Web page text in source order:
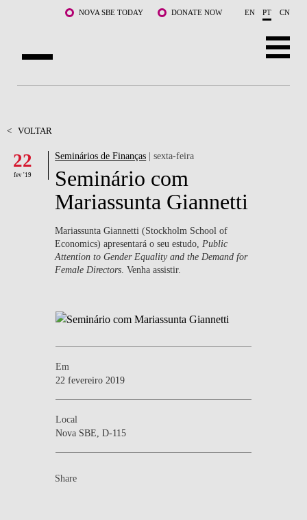
Saltar para o conteúdo principalNOVA SBE TODAY DONATE NOW EN PT CN
DOCENTES E INVESTIGAÇÃO
COMUNIDADE
WHAT'S HAPPENING
< VOLTAR
22
fev '19
Seminários de Finanças | sexta-feira
Seminário com
Mariassunta Giannetti
Mariassunta Giannetti (Stockholm School of
Economics) apresentará o seu estudo, Public
Attention to Gender Equality and the Demand for
Female Directors . Venha assistir.
Em
22 fevereiro 2019
Local
Nova SBE, D-115
Share